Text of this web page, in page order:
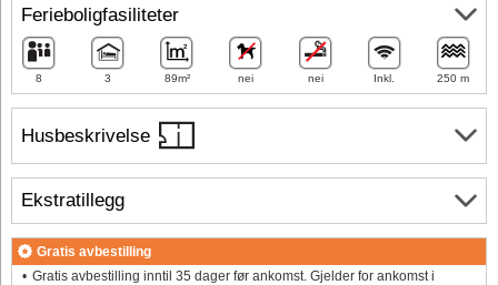
Husbeskrivelse
Ferieboligfasiliteter
8 3 89m² nei nei Inkl. 250 m
Ekstratillegg
Gratis avbestilling
Gratis avbestilling inntil 35 dager før ankomst. Gjelder for ankomst i